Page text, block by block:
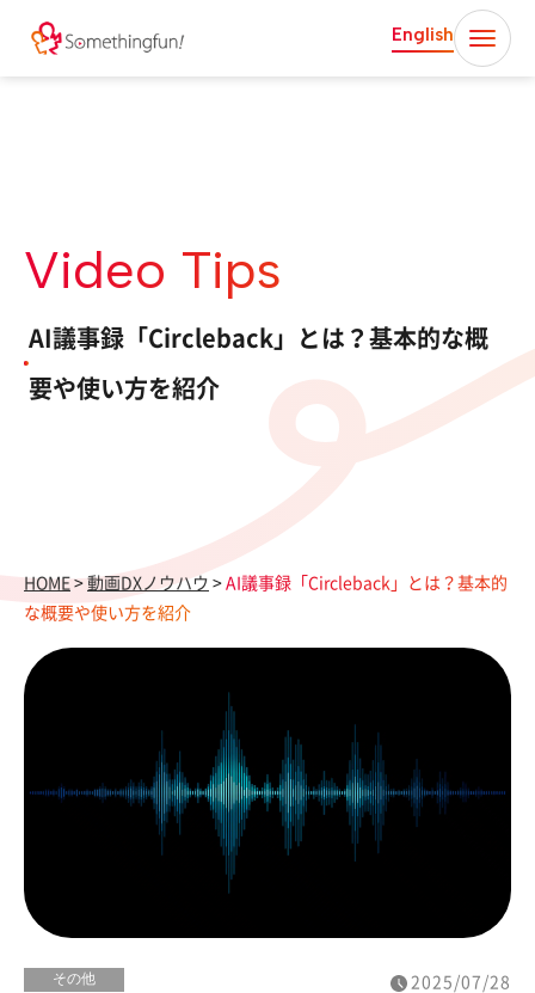
English
Video Tips
AI議事録「Circleback」とは？基本的な概
要や使い方を紹介
HOME > 動画DXノウハウ > AI議事録「Circleback」とは？基本的
な概要や使い方を紹介
その他 2025/07/28